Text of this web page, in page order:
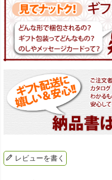
レビューを書く